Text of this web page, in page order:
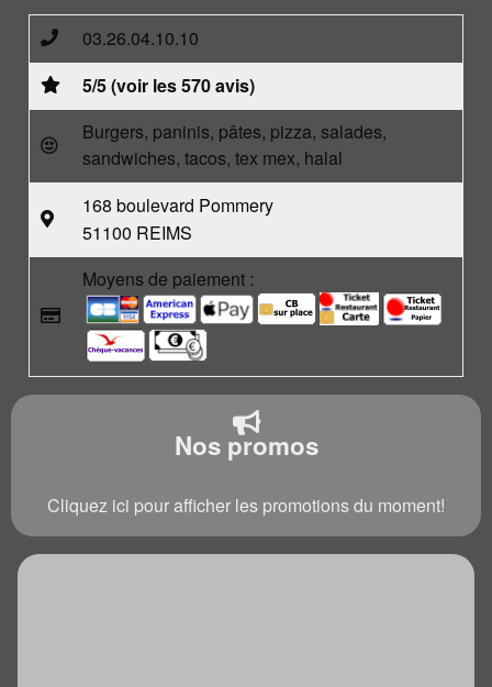
03.26.04.10.10
5/5 (voir les 570 avis)
Burgers, paninis, pâtes, pizza, salades,
sandwiches, tacos, tex mex, halal
168 boulevard Pommery
51100 REIMS
Moyens de paiement :
Nos promos
Cliquez ici pour afficher les promotions du moment!